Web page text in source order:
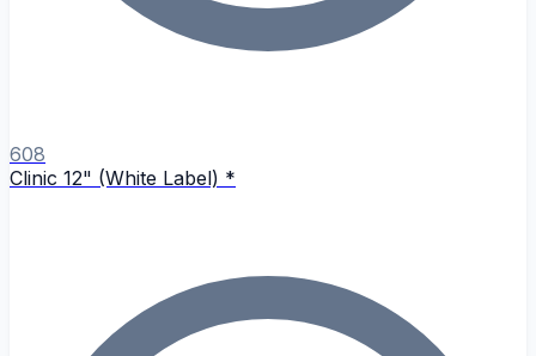
608
Clinic 12" (White Label) *